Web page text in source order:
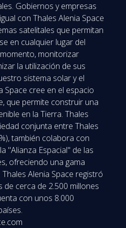
Gobiernos y empresas
con Thales Alenia Space
satelitales que permitan
en cualquier lugar del
monitorizar
la utilización de sus
sistema solar y el
Space cree en el espacio
que permite construir una
en la Tierra. Thales
conjunta entre Thales
también colabora con
"Alianza Espacial" de las
ofreciendo una gama
Alenia Space registró
cerca de 2.500 millones
con unos 8.000